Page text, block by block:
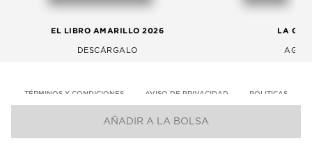
AÑADIR A LA BOLSA
EL LIBRO AMARILLO 2026
DESCÁRGALO
LA
TÉRMINOS Y CONDICIONES AVISO DE PRIVACIDAD POLITICAS